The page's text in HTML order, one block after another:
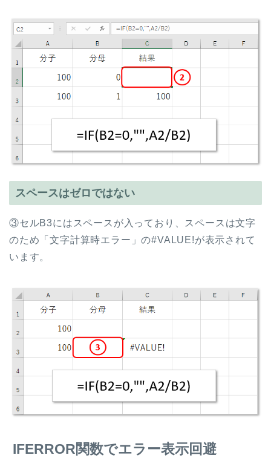
スペースはゼロではない
③セルB3にはスペースが入っており、スペースは文字
のため「文字計算時エラー」の#VALUE!が表示されて
います。
IFERROR関数でエラー表示回避